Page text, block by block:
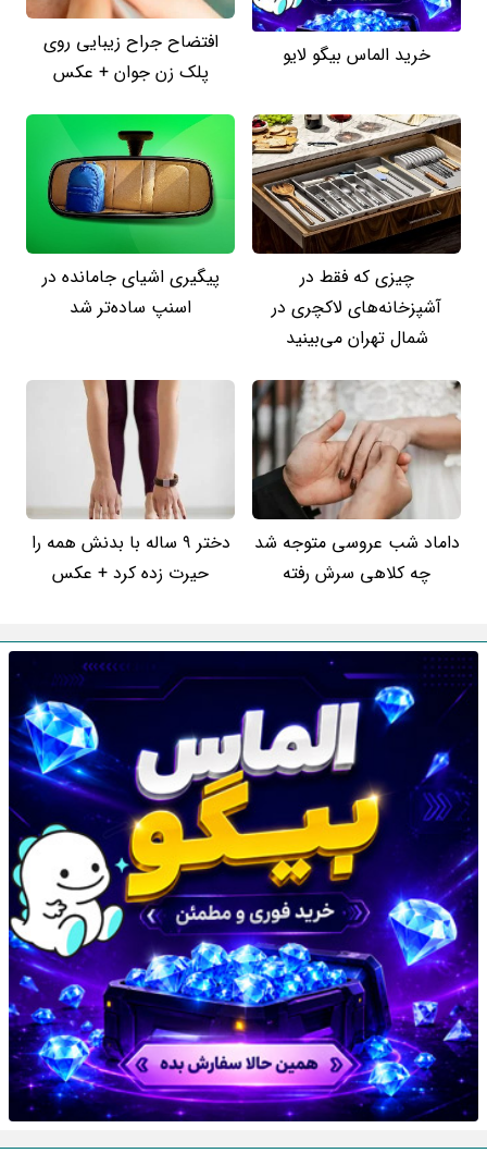
خرید الماس بیگو لایو
افتضاح جراح زیبایی روی
پلک زن جوان + عکس
چیزی که فقط در
آشپزخانه‌های لاکچری در
شمال تهران می‌بینید
پیگیری اشیای جامانده در
اسنپ ساده‌تر شد
داماد شب عروسی متوجه شد
چه کلاهی سرش رفته
دختر 9 ساله با بدنش همه را
حیرت زده کرد + عکس